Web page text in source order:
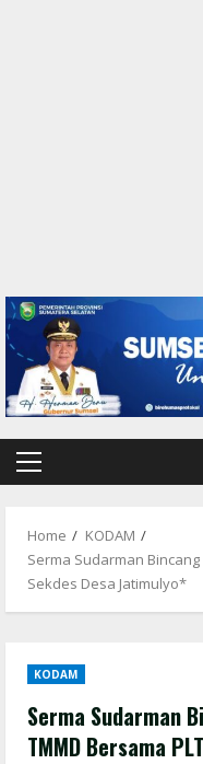
Primary
Home
KODAM
Serma Sudarman
Sekdes Desa Jatimulyo*
KODAM
Serma Sudarman
TMMD Bersama